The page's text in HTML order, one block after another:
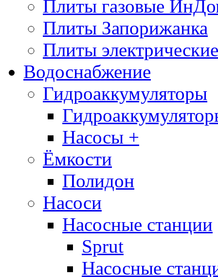
Плиты газовые
Плиты Запорижанка
Плиты
Водоснабжение
Гидроаккумуляторы
Насосы +
Ёмкости
Полидон
Насоси
Насосные станции
Sprut
Насосные